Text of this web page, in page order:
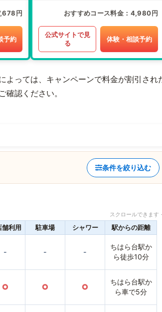
円
予約
おすすめコース料金 4,980円
公式サイトで見
る
体験・相談予約
よっては、キャンペーンで料金が割引され
認ください。
条件を絞り込む
スクロールできま
舗利用 駐車場 シャワー 駅からの距離
- - -
ちはら台駅か
ら徒歩10分
○ ○ ○
ちはら台駅か
ら車で5分